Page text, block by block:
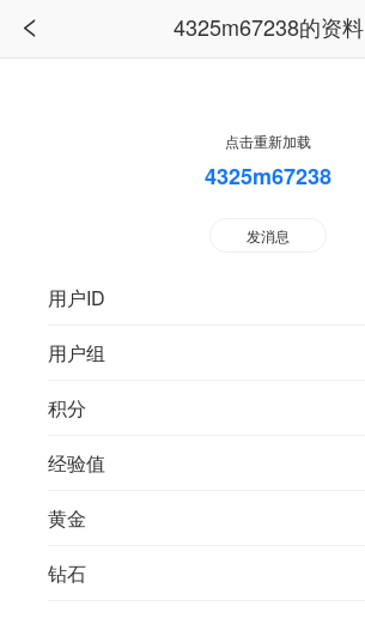
4325m67238的资料
点击重新加载
4325m67238
发消息
用户ID
用户组
积分
经验值
黄金
钻石